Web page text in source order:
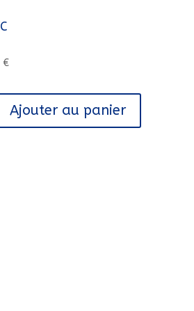
€
Ajouter au panier